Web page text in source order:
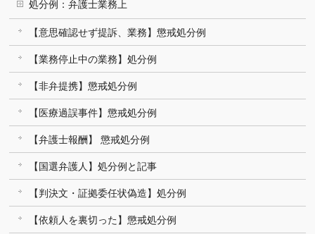
処分例：弁護士業務上
【意思確認せず提訴、業務】懲戒処分例
【業務停止中の業務】処分例
【非弁提携】懲戒処分例
【医療過誤事件】懲戒処分例
【弁護士報酬】 懲戒処分例
【国選弁護人】処分例と記事
【判決文・証拠委任状偽造】処分例
【依頼人を裏切った】懲戒処分例